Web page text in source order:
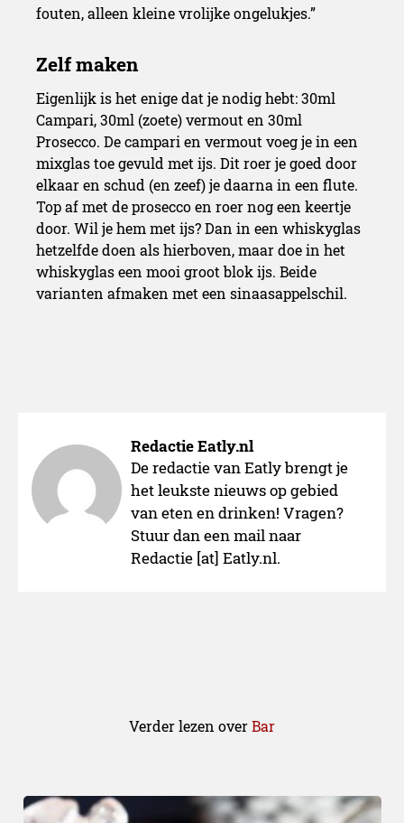
fouten, alleen kleine vrolijke ongelukjes.”
Eigenlijk is het enige dat je nodig hebt: 30ml
Campari, 30ml (zoete) vermout en 30ml
Prosecco. De campari en vermout voeg je in een
mixglas toe gevuld met ijs. Dit roer je goed door
elkaar en schud (en zeef) je daarna in een flute.
Top af met de prosecco en roer nog een keertje
door. Wil je hem met ijs? Dan in een whiskyglas
hetzelfde doen als hierboven, maar doe in het
whiskyglas een mooi groot blok ijs. Beide
varianten afmaken met een sinaasappelschil.
Redactie Eatly.nl
De redactie van Eatly brengt je
het leukste nieuws op gebied
van eten en drinken! Vragen?
Stuur dan een mail naar
Redactie [at] Eatly.nl.
Verder lezen overBar